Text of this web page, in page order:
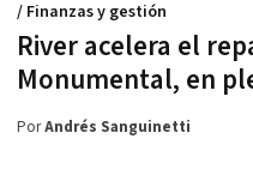
River acelera el
Monumental, en
/ Finanzas y gestión
PorAndrés Sanguinetti